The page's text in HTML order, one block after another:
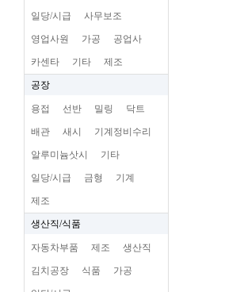
일당/시급 사무보조
영업사원 가공 공업사
카센타 기타 제조
공장
용접 선반 밀링 닥트
배관 새시 기계정비수리
알루미늄삿시 기타
일당/시급 금형 기계
제조
생산직/식품
자동차부품 제조 생산직
김치공장 식품 가공